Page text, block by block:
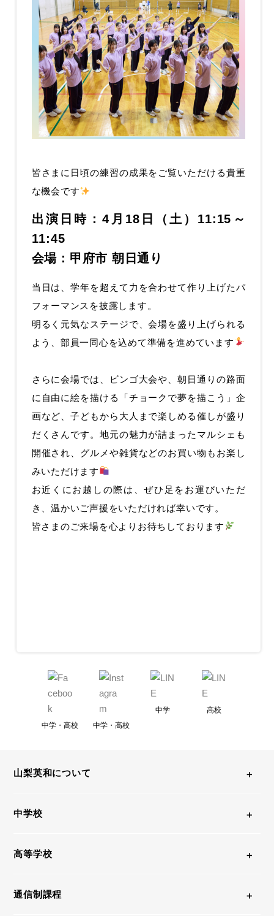
皆さまに日頃の練習の成果をご覧いただける貴重
な機会です
出演日時：4月18日（土）11:15～
11:45
会場：甲府市 朝日通り
当日は、学年を超えて力を合わせて作り上げたパ
フォーマンスを披露します。
明るく元気なステージで、会場を盛り上げられる
よう、部員一同心を込めて準備を進めています
さらに会場では、ビンゴ大会や、朝日通りの路面
に自由に絵を描ける「チョークで夢を描こう」企
画など、子どもから大人まで楽しめる催しが盛り
だくさんです。地元の魅力が詰まったマルシェも
開催され、グルメや雑貨などのお買い物もお楽し
みいただけます
お近くにお越しの際は、ぜひ足をお運びいただ
き、温かいご声援をいただければ幸いです。
皆さまのご来場を心よりお待ちしております
中学・高校 中学・高校
中学 高校
山梨英和について
中学校
高等学校
通信制課程